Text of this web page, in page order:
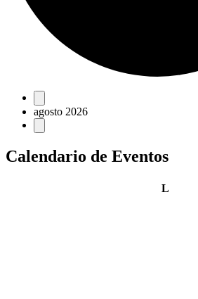
Eventos
agosto 2026
Calendario de Eventos
Llunes